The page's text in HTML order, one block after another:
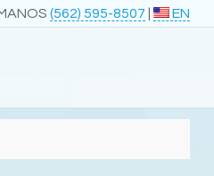
(562) 595-8507 | EN